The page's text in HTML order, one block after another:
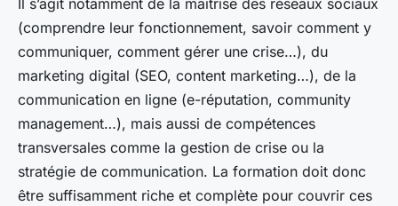
Il s’agit notamment de la maîtrise des réseaux sociaux
(comprendre leur fonctionnement, savoir comment y
communiquer, comment gérer une crise…), du
marketing digital (SEO, content marketing…), de la
communication en ligne (e-réputation, community
management…), mais aussi de compétences
transversales comme la gestion de crise ou la
stratégie de communication. La formation doit donc
être suffisamment riche et complète pour couvrir ces